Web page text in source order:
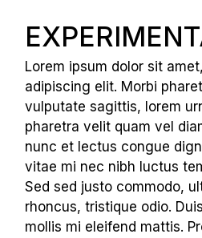
Lorem ipsum dolor sit
adipiscing elit. Morbi
vulputate sagittis, lorem
pharetra velit quam vel
nunc et lectus congue
vitae mi nec nibh luctus
Sed sed justo commodo,
rhoncus, tristique odio.
mollis mi eleifend mattis.